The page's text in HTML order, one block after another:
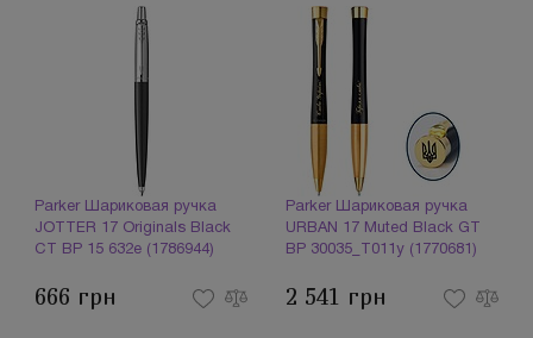
Parker Шариковая ручка
JOTTER 17 Originals Black
CT BP 15 632e (1786944)
666 грн
Parker Шариковая ручка
URBAN 17 Muted Black GT
BP 30035_T011y (1770681)
2 541 грн